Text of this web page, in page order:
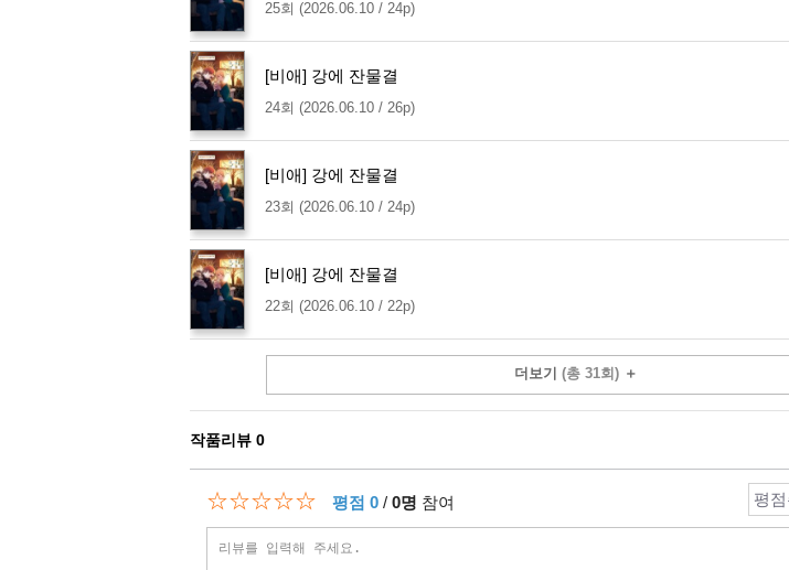
25회 (2026.06.10 / 24p)
[비애] 강에 잔물결
24회 (2026.06.10 / 26p)
[비애] 강에 잔물결
23회 (2026.06.10 / 24p)
[비애] 강에 잔물결
22회 (2026.06.10 / 22p)
더보기 (총 31회) ＋
작품리뷰 0
☆☆☆☆☆ 평점 0 / 0명 참여